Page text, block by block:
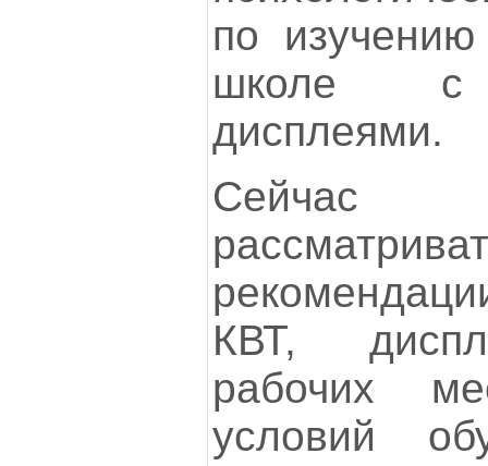
по
школе с
дисплеями.
КВТ,
рабочих
условий